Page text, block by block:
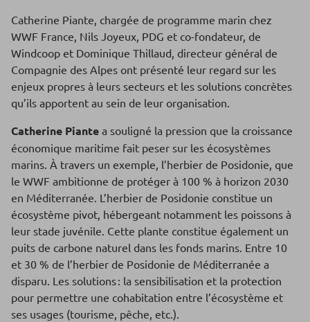
Catherine Piante, chargée de programme marin chez
WWF France, Nils Joyeux, PDG et co-fondateur, de
Windcoop et Dominique Thillaud, directeur général de
Compagnie des Alpes ont présenté leur regard sur les
enjeux propres à leurs secteurs et les solutions concrètes
qu’ils apportent au sein de leur organisation.
Catherine Piante a souligné la pression que la croissance
économique maritime fait peser sur les écosystèmes
marins. À travers un exemple, l’herbier de Posidonie, que
le WWF ambitionne de protéger à 100 % à horizon 2030
en Méditerranée. L’herbier de Posidonie constitue un
écosystème pivot, hébergeant notamment les poissons à
leur stade juvénile. Cette plante constitue également un
puits de carbone naturel dans les fonds marins. Entre 10
et 30 % de l’herbier de Posidonie de Méditerranée a
disparu. Les solutions : la sensibilisation et la protection
pour permettre une cohabitation entre l’écosystème et
ses usages (tourisme, pêche, etc.).